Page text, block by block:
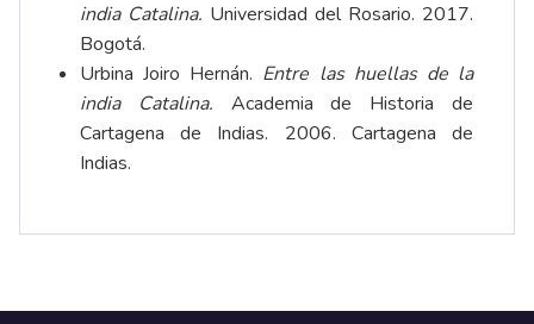
india Catalina. Universidad del Rosario. 2017.
Bogotá.
Urbina Joiro Hernán. Entre las huellas de la
india Catalina. Academia de Historia de
Cartagena de Indias. 2006. Cartagena de
Indias.